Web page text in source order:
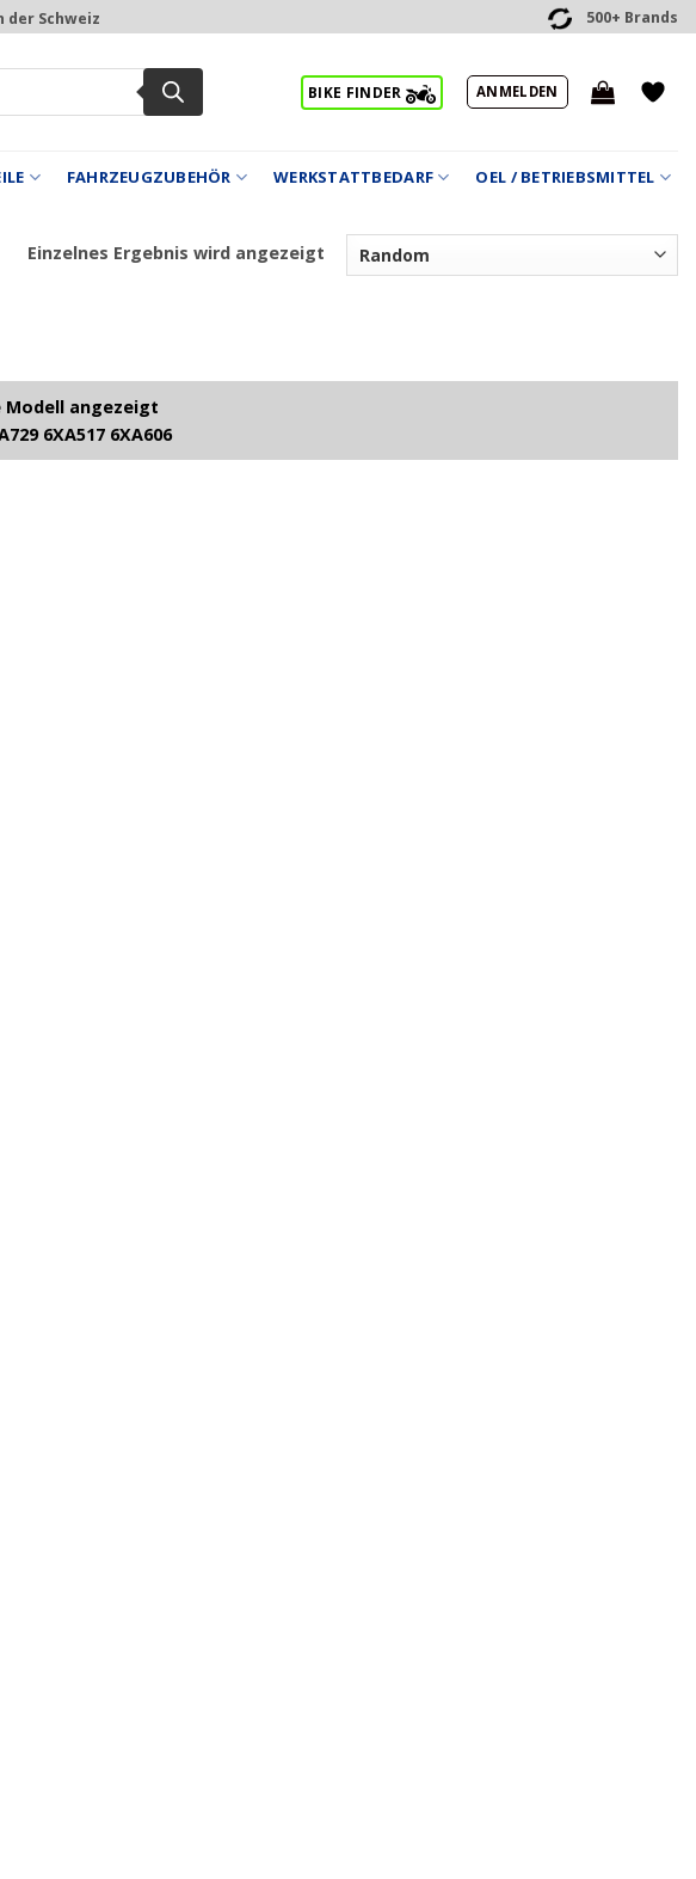
der Schweiz 500+ Brands
BIKE FINDER ANMELDEN
FAHRZEUGZUBEHÖR WERKSTATTBEDARF OEL / BETRIEBSMITTEL
Einzelnes Ergebnis wird angezeigt
angezeigt
6XA517 6XA606